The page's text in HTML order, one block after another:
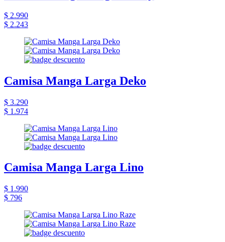
$ 2.990
$ 2.243
Camisa Manga Larga Deko
$ 3.290
$ 1.974
Camisa Manga Larga Lino
$ 1.990
$ 796